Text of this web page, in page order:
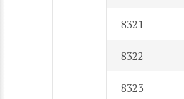
8321
8322
8323